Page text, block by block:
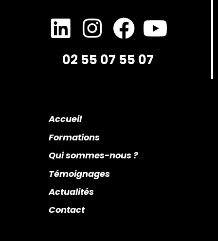
02 55 07 55 07
Accueil
Formations
Qui sommes-nous ?
Témoignages
Actualités
Contact